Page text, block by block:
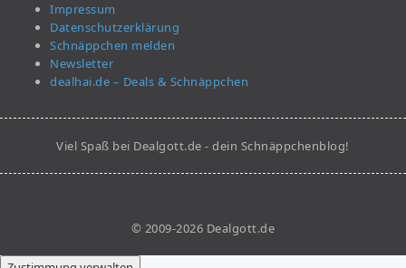
Impressum
Datenschutzerklärung
Schnäppchen melden
Newsletter
dealhai.de – Deals & Schnäppchen
Viel Spaß bei Dealgott.de - dein Schnäppchenblog!
© 2009-2026 Dealgott.de